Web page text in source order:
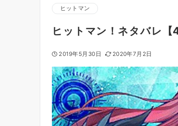
ヒットマン
ヒットマン！ネタバレ
2019年5月30日 2020年7月2日